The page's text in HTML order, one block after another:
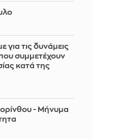
για τις δυνάμεις
συμμετέχουν
κατά της
- Μήνυμα